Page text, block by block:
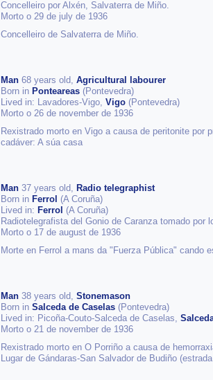
Concelleiro por Alxén, Salvaterra de Miño.
Morto o 29 de july de 1936
Concelleiro de Salvaterra de Miño.
Man 68 years old, Agricultural labourer
Born in Ponteareas (Pontevedra)
Lived in: Lavadores-Vigo, Vigo (Pontevedra)
Morto o 26 de november de 1936
Rexistrado morto en Vigo a causa de peritonite por
cadáver: A súa casa
Man 37 years old, Radio telegraphist
Born in Ferrol (A Coruña)
Lived in: Ferrol (A Coruña)
Radiotelegrafista del Gonio de Caranza tomado por
Morto o 17 de august de 1936
Morte en Ferrol a mans da "Fuerza Pública" cando
Man 38 years old, Stonemason
Born in Salceda de Caselas (Pontevedra)
Lived in: Picoña-Couto-Salceda de Caselas,
Morto o 21 de november de 1936
Rexistrado morto en O Porriño a causa de
Lugar de Gándaras-San Salvador de Budiño